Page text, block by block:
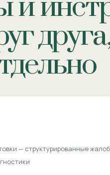
и
— структурированные